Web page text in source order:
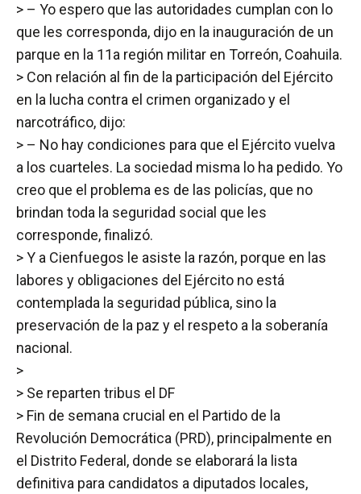
> – Yo espero que las autoridades cumplan con lo
que les corresponda, dijo en la inauguración de un
parque en la 11a región militar en Torreón, Coahuila.
> Con relación al fin de la participación del Ejército
en la lucha contra el crimen organizado y el
narcotráfico, dijo:
> – No hay condiciones para que el Ejército vuelva
a los cuarteles. La sociedad misma lo ha pedido. Yo
creo que el problema es de las policías, que no
brindan toda la seguridad social que les
corresponde, finalizó.
> Y a Cienfuegos le asiste la razón, porque en las
labores y obligaciones del Ejército no está
contemplada la seguridad pública, sino la
preservación de la paz y el respeto a la soberanía
nacional.
>
> Se reparten tribus el DF
> Fin de semana crucial en el Partido de la
Revolución Democrática (PRD), principalmente en
el Distrito Federal, donde se elaborará la lista
definitiva para candidatos a diputados locales,